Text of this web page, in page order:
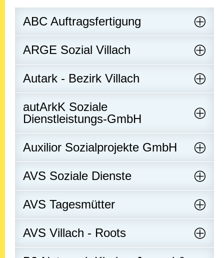
ABC Auftragsfertigung
ARGE Sozial Villach
Autark - Bezirk Villach
autArkK Soziale
Dienstleistungs-GmbH
Auxilior Sozialprojekte GmbH
AVS Soziale Dienste
AVS Tagesmütter
AVS Villach - Roots